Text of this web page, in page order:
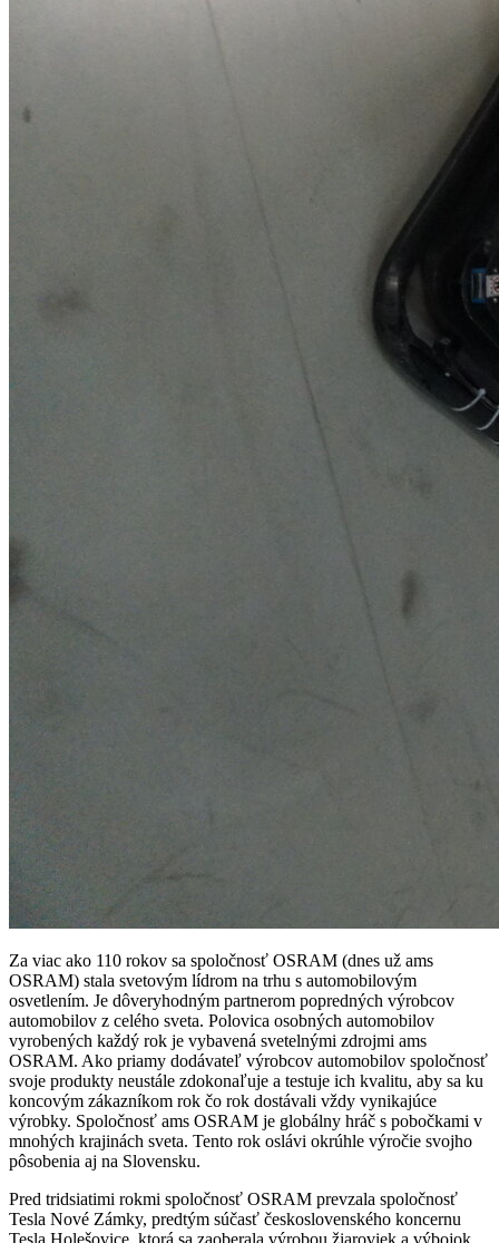
Za viac ako 110 rokov sa spoločnosť OSRAM (dnes už ams
OSRAM) stala svetovým lídrom na trhu s automobilovým
osvetlením. Je dôveryhodným partnerom popredných výrobcov
automobilov z celého sveta. Polovica osobných automobilov
vyrobených každý rok je vybavená svetelnými zdrojmi ams
OSRAM. Ako priamy dodávateľ výrobcov automobilov spoločnosť
svoje produkty neustále zdokonaľuje a testuje ich kvalitu, aby sa ku
koncovým zákazníkom rok čo rok dostávali vždy vynikajúce
výrobky. Spoločnosť ams OSRAM je globálny hráč s pobočkami v
mnohých krajinách sveta. Tento rok oslávi okrúhle výročie svojho
pôsobenia aj na Slovensku.
Pred tridsiatimi rokmi spoločnosť OSRAM prevzala spoločnosť
Tesla Nové Zámky, predtým súčasť československého koncernu
Tesla Holešovice, ktorá sa zaoberala výrobou žiaroviek a výbojok